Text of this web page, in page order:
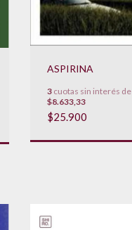
ASPIRINA
3cuotas sin interés de
$8.633,33
$25.900